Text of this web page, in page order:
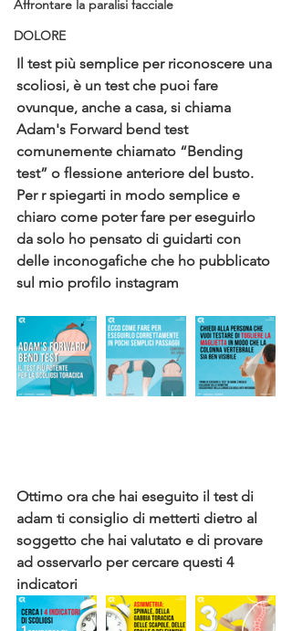
Affrontare la paralisi facciale
DOLORE
Il test più semplice per riconoscere una
scoliosi, è un test che puoi fare
ovunque, anche a casa, si chiama
Adam's Forward bend test
comunemente chiamato “Bending
test” o flessione anteriore del busto.
Per r spiegarti in modo semplice e
chiaro come poter fare per eseguirlo
da solo ho pensato di guidarti con
delle inconogafiche che ho pubblicato
sul mio profilo instagram
Ottimo ora che hai eseguito il test di
adam ti consiglio di metterti dietro al
soggetto che hai valutato e di provare
ad osservarlo per cercare questi 4
indicatori